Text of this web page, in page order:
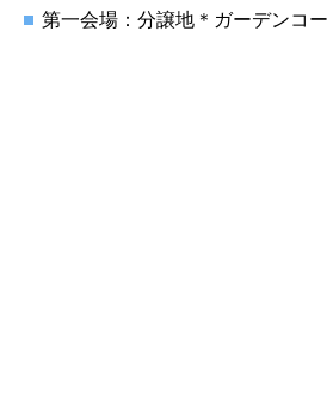
第一会場：分譲地＊ガーデンコー